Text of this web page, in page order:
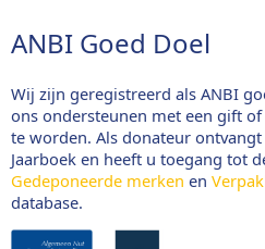
ANBI Goed Doel
Wij zijn geregistreerd als ANBI
ons ondersteunen met een gift
te worden. Als donateur ontvangt
Jaarboek en heeft u toegang tot
Gedeponeerde merken en
database.